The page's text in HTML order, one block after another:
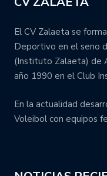
El CV Zalaeta se
Deportivo en el seno
(Instituto Zalaeta) de
año 1990 en el Club
En la actualidad
Voleibol con equipos